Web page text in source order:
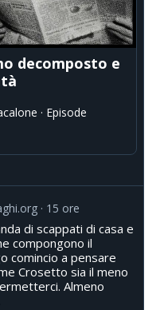
decomposto e
· Episode
15 ore
di scappati di casa e
compongono il
comincio a pensare
Crosetto sia il meno
Almeno